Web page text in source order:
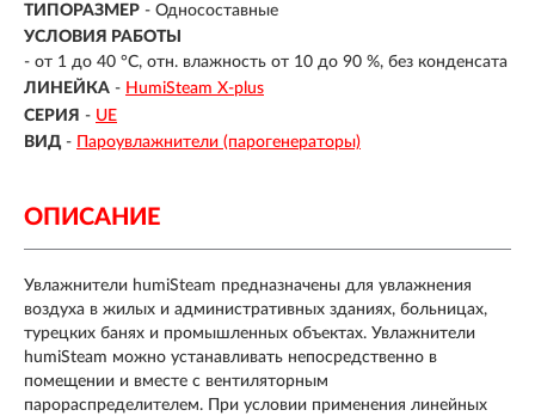
ТИПОРАЗМЕР - Односоставные
УСЛОВИЯ РАБОТЫ
- от 1 до 40 °C, отн. влажность от 10 до 90 %, без конденсата
ЛИНЕЙКА - HumiSteam X-plus
СЕРИЯ - UE
ВИД - Пароувлажнители (парогенераторы)
ОПИСАНИЕ
Увлажнители humiSteam предназначены для увлажнения
воздуха в жилых и административных зданиях, больницах,
турецких банях и промышленных объектах. Увлажнители
humiSteam можно устанавливать непосредственно в
помещении и вместе с вентиляторным
парораспределителем. При условии применения линейных